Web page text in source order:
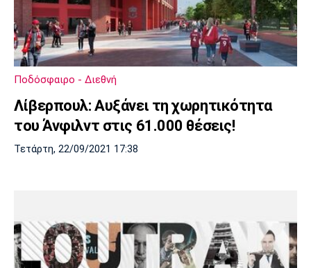
Ποδόσφαιρο - Διεθνή
Λίβερπουλ: Αυξάνει τη χωρητικότητα
του Άνφιλντ στις 61.000 θέσεις!
Τετάρτη, 22/09/2021 17:38